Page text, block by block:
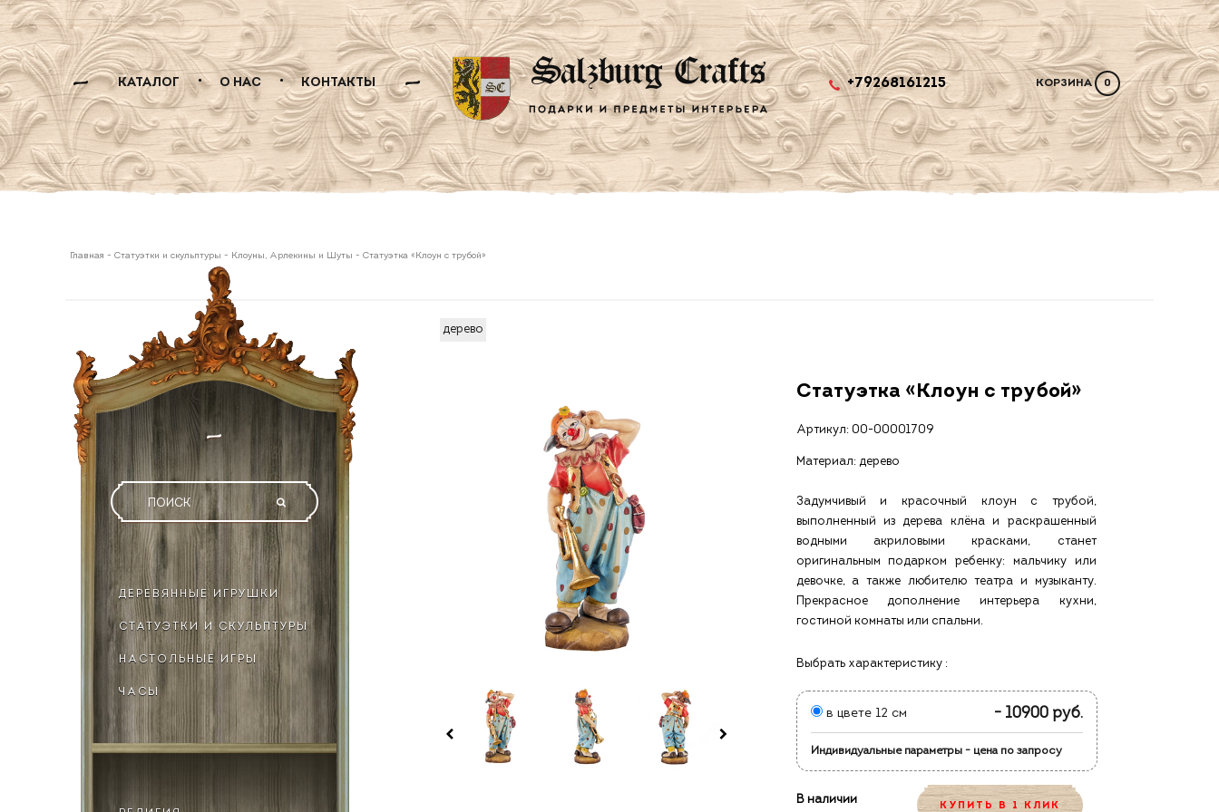
КАТАЛОГ О НАС КОНТАКТЫ +79268161215 КОРЗИНА 0
Главная - Статуэтки и скульптуры - Клоуны, Арлекины и Шуты - Статуэтка «Клоун с трубой»
ДЕРЕВЯННЫЕ ИГРУШКИ
СТАТУЭТКИ И СКУЛЬПТУРЫ
НАСТОЛЬНЫЕ ИГРЫ
ЧАСЫ
дерево
Статуэтка «Клоун с трубой»
Артикул: 00-00001709
Материал: дерево
Задумчивый и красочный клоун с трубой,
выполненный из дерева клёна и раскрашенный
водными акриловыми красками, станет
оригинальным подарком ребенку: мальчику или
девочке, а также любителю театра и музыканту.
Прекрасное дополнение интерьера кухни,
гостиной комнаты или спальни.
Выбрать характеристику :
в цвете 12 см - 10900 руб.
Индивидуальные параметры - цена по запросу
В наличии
КУПИТЬ В 1 КЛИК